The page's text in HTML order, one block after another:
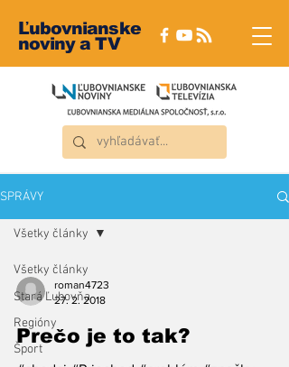
Ľubovnianske
noviny a TV
SPRÁVY
Všetky články
Stará Ľubovňa
Regióny
Šport
Všetky články
roman4723
27. 2. 2018
Prečo je to tak?